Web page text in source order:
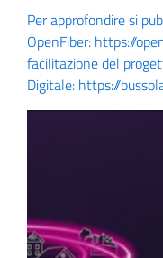
Per approfondire si
OpenFiber: https://
facilitazione del
Digitale: https://